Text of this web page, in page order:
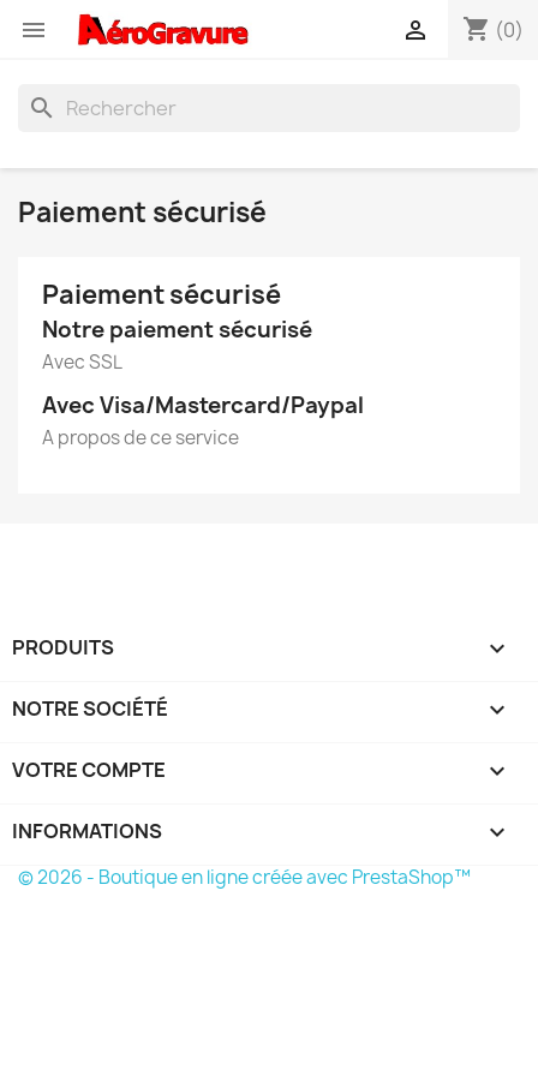
 shopping_cart (0)

search
Paiement sécurisé
Paiement sécurisé
Notre paiement sécurisé
Avec SSL
Avec Visa/Mastercard/Paypal
A propos de ce service
PRODUITS 
NOTRE SOCIÉTÉ 
VOTRE COMPTE 
INFORMATIONS keyboard_arrow_down
© 2026 - Boutique en ligne créée avec PrestaShop™